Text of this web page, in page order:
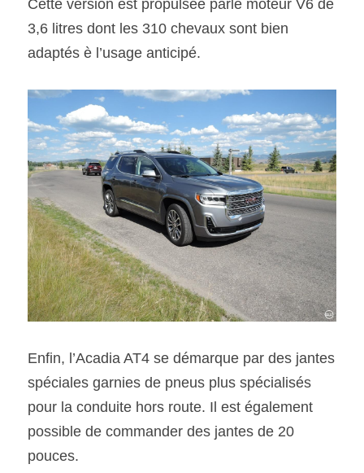
Cette version est propulsée parle moteur V6 de
3,6 litres dont les 310 chevaux sont bien
adaptés è l’usage anticipé.
Enfin, l’Acadia AT4 se démarque par des jantes
spéciales garnies de pneus plus spécialisés
pour la conduite hors route. Il est également
possible de commander des jantes de 20
pouces.